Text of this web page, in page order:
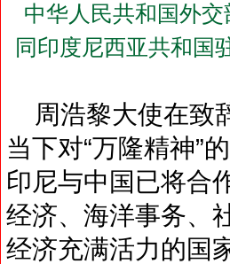
中华人民共和国外
同印度尼西亚共和国
周浩黎大使在致
当下对“万隆精神”
印尼与中国已将合
经济、海洋事务、
经济充满活力的国